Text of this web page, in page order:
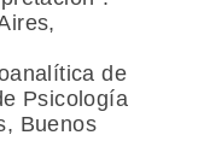
de
Psicología
Buenos